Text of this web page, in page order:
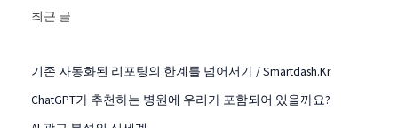
최근 글
기존 자동화된 리포팅의 한계를 넘어서기 / Smartdash.kr
ChatGPT가 추천하는 병원에 우리가 포함되어 있을까요?